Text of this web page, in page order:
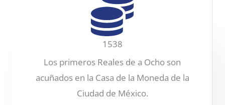
1538
Los primeros Reales de a Ocho son
acuñados en la Casa de la Moneda de la
Ciudad de México.